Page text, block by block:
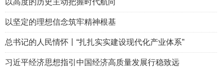
以高度的历史主动把握时代航向
以坚定的理想信念筑牢精神根基
总书记的人民情怀丨“扎扎实实建设现代化产业体系”
习近平经济思想指引中国经济高质量发展行稳致远